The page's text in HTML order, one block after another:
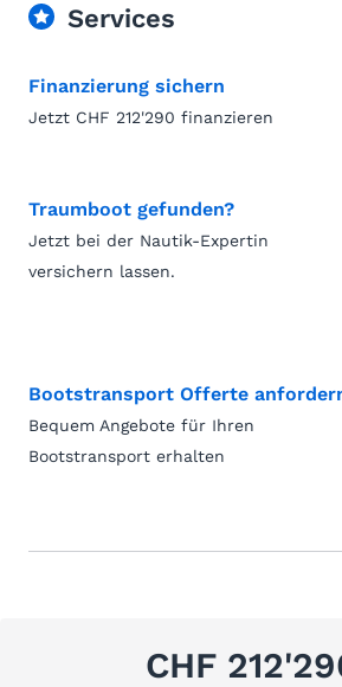
Services
Finanzierung sichern
Jetzt CHF 212'290 finanzieren
Traumboot gefunden?
Jetzt bei der Nautik-Expertin
versichern lassen.
Bootstransport Offerte
Bequem Angebote für Ihren
Bootstransport erhalten
CHF